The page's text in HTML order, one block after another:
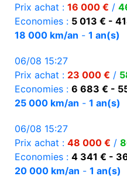
Prix achat : 16 000 € /
Economies : 5 013 € -
18 000 km/an - 1 an(s)
06/08 15:27
Prix achat : 23 000 € /
Economies : 6 683 € -
25 000 km/an - 1 an(s)
06/08 15:27
Prix achat : 48 000 € /
Economies : 4 341 € -
20 000 km/an - 1 an(s)